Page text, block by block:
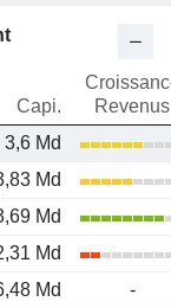
Capi.
Revenus
3,6 Md
Md
Md
Md
Md
-